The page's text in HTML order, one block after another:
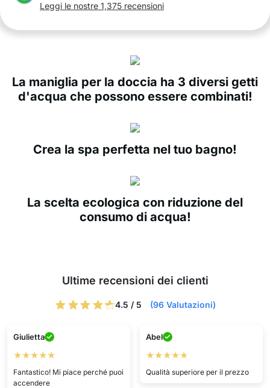
Leggi le nostre 1,375 recensioni
La maniglia per la doccia ha 3 diversi getti
d'acqua che possono essere combinati!
Crea la spa perfetta nel tuo bagno!
La scelta ecologica con riduzione del
consumo di acqua!
Ultime recensioni dei clienti
4.5 / 5 (96 Valutazioni)
Giulietta
★★★★★
Fantastico! Mi piace perché puoi
accendere
Abel
★★★★★
Qualità superiore per il prezzo